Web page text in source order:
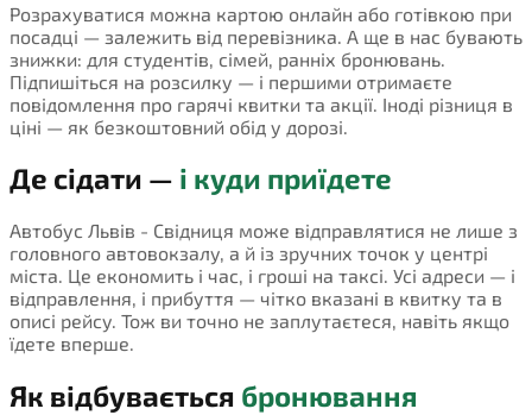
Розрахуватися можна картою онлайн або готівкою при
посадці — залежить від перевізника. А ще в нас бувають
знижки: для студентів, сімей, ранніх бронювань.
Підпишіться на розсилку — і першими отримаєте
повідомлення про гарячі квитки та акції. Іноді різниця в
ціні — як безкоштовний обід у дорозі.
Де сідати — і куди приїдете
Автобус Львів - Свідниця може відправлятися не лише з
головного автовокзалу, а й із зручних точок у центрі
міста. Це економить і час, і гроші на таксі. Усі адреси — і
відправлення, і прибуття — чітко вказані в квитку та в
описі рейсу. Тож ви точно не заплутаєтеся, навіть якщо
їдете вперше.
Як відбувається бронювання